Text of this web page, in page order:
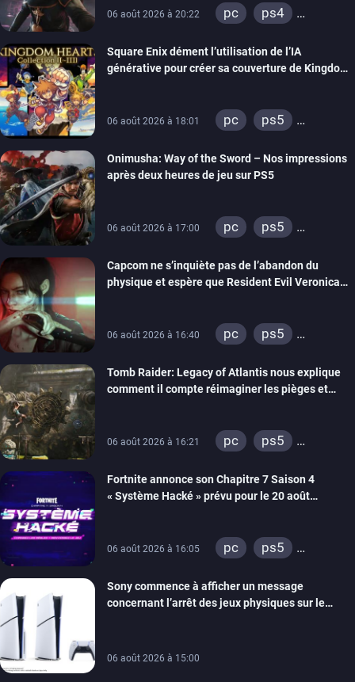
06 août 2026 à 20:22 pc
ps4
Square Enix dément l’utilisation de l’IA
générative pour créer sa couverture de Kingdom
06 août 2026 à 18:01 pc
ps5
switch 2
Onimusha: Way of the Sword – Nos impressions
après deux heures de jeu sur PS5
06 août 2026 à 17:00 pc
ps5
switch 2
Capcom ne s’inquiète pas de l’abandon du
physique et espère que Resident Evil Veronica
06 août 2026 à 16:40 pc
ps5
switch 2
Tomb Raider: Legacy of Atlantis nous explique
comment il compte réimaginer les pièges et
06 août 2026 à 16:21 pc
ps5
switch 2
Fortnite annonce son Chapitre 7 Saison 4
« Système Hacké » prévu pour le 20 août
06 août 2026 à 16:05 pc
ps5
switch
ios
android
ps4
Sony commence à afficher un message
concernant l’arrêt des jeux physiques sur le
06 août 2026 à 15:00